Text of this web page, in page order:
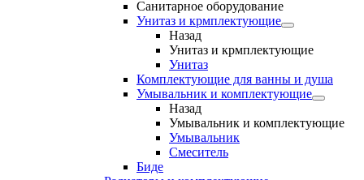
Санитарное оборудование
Унитаз и крмплектующие
Назад
Унитаз и крмплектующие
Унитаз
Комплектующие для ванны и душа
Умывальник и комплектующие
Назад
Умывальник и комплектующие
Умывальник
Смеситель
Биде